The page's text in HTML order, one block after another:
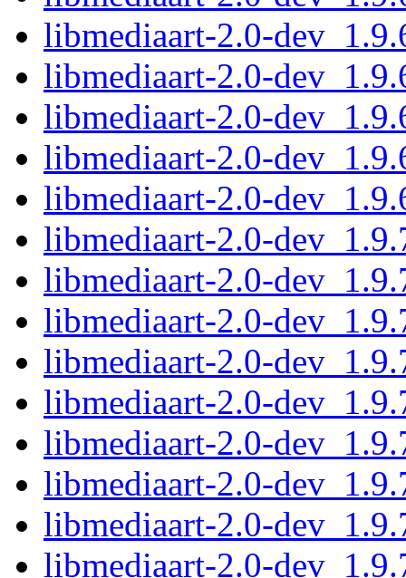
libmediaart-2.0-
libmediaart-2.0-
libmediaart-2.0-
libmediaart-2.0-
libmediaart-2.0-
libmediaart-2.0-
libmediaart-2.0-
libmediaart-2.0-
libmediaart-2.0-
libmediaart-2.0-
libmediaart-2.0-
libmediaart-2.0-
libmediaart-2.0-
libmediaart-2.0-